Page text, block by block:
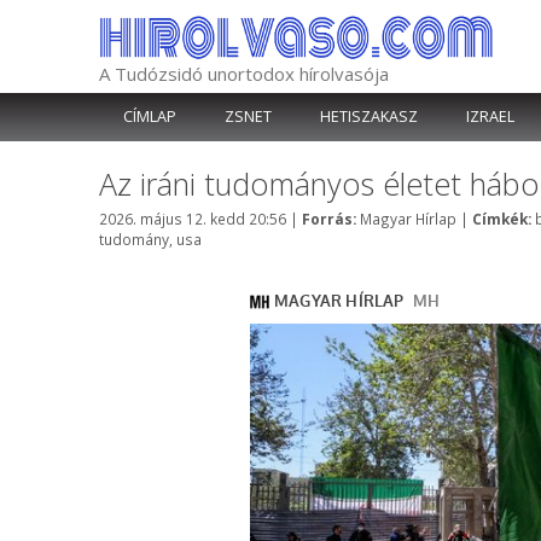
A Tudózsidó unortodox hírolvasója
CÍMLAP ZSNET HETISZAKASZ IZRAEL
Az iráni tudományos életet
2026. május 12. kedd 20:56 | Forrás: Kategória
Magyar Hírlap | Címkék:
tudomány usa